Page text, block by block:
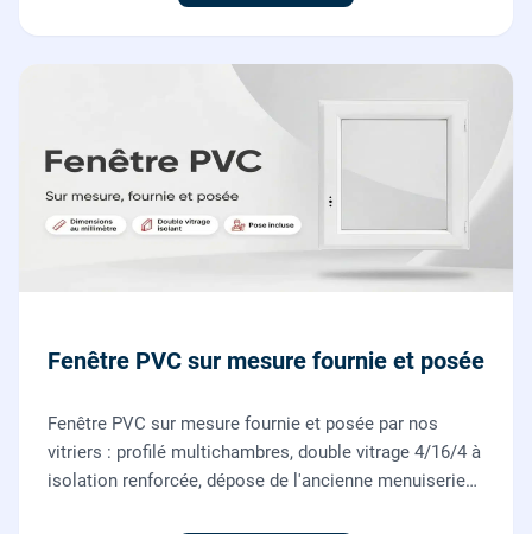
Fenêtre PVC sur mesure fournie et posée
Fenêtre PVC sur mesure fournie et posée par nos
vitriers : profilé multichambres, double vitrage 4/16/4 à
isolation renforcée, dépose de l'ancienne menuiserie